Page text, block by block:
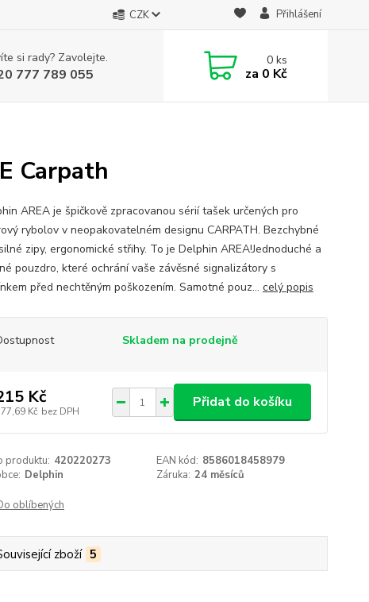
CZK Přihlášení
si rady? Zavolejte.
777 789 055
0ks
za 0 Kč
Carpath
AREA je špičkově zpracovanou sérií tašek určených pro
rybolov v neopakovatelném designu CARPATH. Bezchybné
zipy, ergonomické střihy. To je Delphin AREA!Jednoduché a
pouzdro, které ochrání vaše závěsné signalizátory s
před nechtěným poškozením. Samotné pouz... celý popis
Skladem na prodejně
Kč
Kč bez DPH
Přidat do košíku
produktu: 420220273 EAN kód: 8586018458979
Delphin Záruka: 24 měsíců
oblíbených
zboží 5